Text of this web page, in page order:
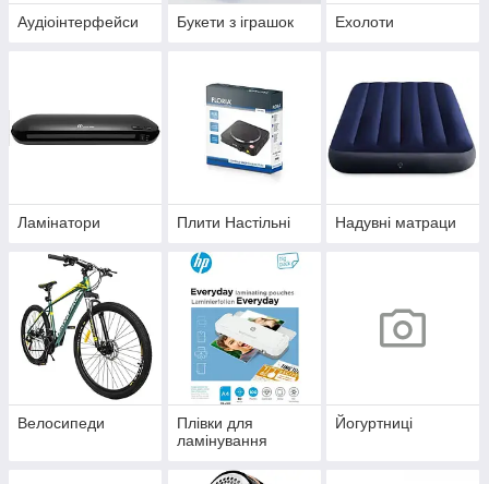
Аудіоінтерфейси Букети з іграшок Ехолоти
Ламінатори Плити Настільні Надувні матраци
Велосипеди
Плівки для
ламінування
Йогуртниці